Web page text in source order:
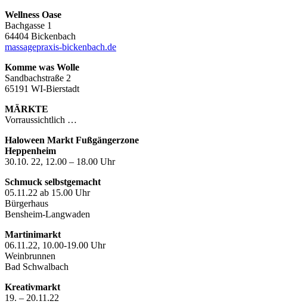
Wellness Oase
Bachgasse 1
64404 Bickenbach
massagepraxis-bickenbach.de
Komme was Wolle
Sandbachstraße 2
65191 WI-Bierstadt
MÄRKTE
Vorraussichtlich …
Haloween Markt Fußgängerzone
Heppenheim
30.10. 22, 12.00 – 18.00 Uhr
Schmuck selbstgemacht
05.11.22 ab 15.00 Uhr
Bürgerhaus
Bensheim-Langwaden
Martinimarkt
06.11.22, 10.00-19.00 Uhr
Weinbrunnen
Bad Schwalbach
Kreativmarkt
19. – 20.11.22